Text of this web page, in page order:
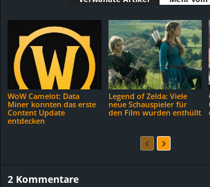
WoW Camelot: Data
Miner konnten das erste
Content Update
entdecken
Legend of Zelda: Viele
neue Schauspieler für
den Film wurden enthüllt
2 Kommentare